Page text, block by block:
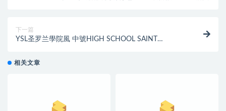
下一篇
YSL圣罗兰學院風 中號HIGH SCHOOL SAINT
相关文章